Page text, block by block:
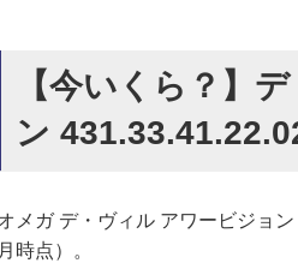
【今いくら？】
ン
メガ デ・ヴィル アワービジョ
月時点）。